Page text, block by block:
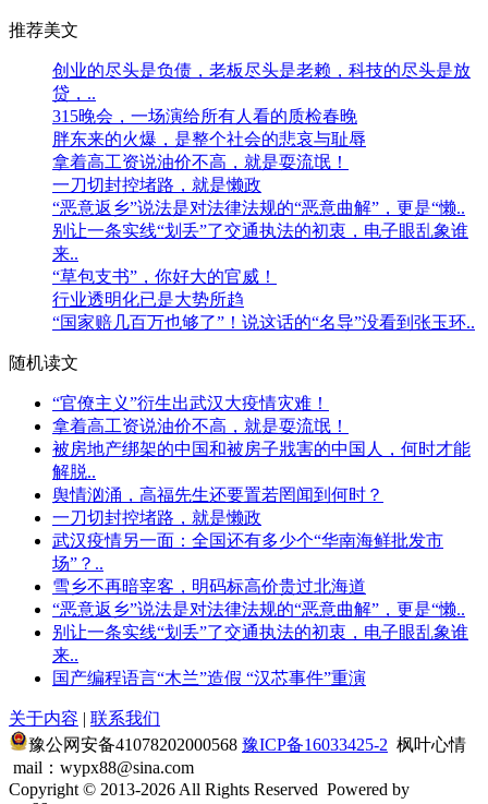
推荐美文
创业的尽头是负债，老板尽头是老赖，科技的尽头是放
贷，..
315晚会，一场演给所有人看的质检春晚
胖东来的火爆，是整个社会的悲哀与耻辱
拿着高工资说油价不高，就是耍流氓！
一刀切封控堵路，就是懒政
“恶意返乡”说法是对法律法规的“恶意曲解”，更是“懒..
别让一条实线“划丢”了交通执法的初衷，电子眼乱象谁
来..
“草包支书”，你好大的官威！
行业透明化已是大势所趋
“国家赔几百万也够了”！说这话的“名导”没看到张玉环..
随机读文
“官僚主义”衍生出武汉大疫情灾难！
拿着高工资说油价不高，就是耍流氓！
被房地产绑架的中国和被房子戕害的中国人，何时才能
解脱..
舆情汹涌，高福先生还要置若罔闻到何时？
一刀切封控堵路，就是懒政
武汉疫情另一面：全国还有多少个“华南海鲜批发市
场”？..
雪乡不再暗宰客，明码标高价贵过北海道
“恶意返乡”说法是对法律法规的“恶意曲解”，更是“懒..
别让一条实线“划丢”了交通执法的初衷，电子眼乱象谁
来..
国产编程语言“木兰”造假 “汉芯事件”重演
关于内容 | 联系我们
豫公网安备41078202000568 豫ICP备16033425-2 枫叶心情
mail：wypx88@sina.com
Copyright © 2013-2026 All Rights Reserved Powered by